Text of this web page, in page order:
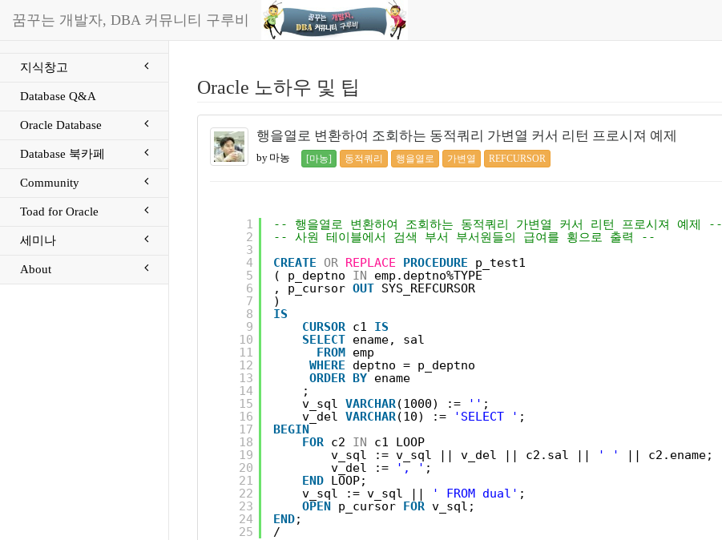
꿈꾸는 개발자, DBA 커뮤니티 구루비
지식창고
Database Q&A
Oracle Database
Database 북카페
Community
Toad for Oracle
세미나
About
Oracle 노하우 및 팁
행을열로 변환하여 조회하는 동적쿼리 가변열 커서 리턴 프로시져 예제
by 마농 [마농] 동적쿼리 행을열로 가변열 REFCURSOR
1
2
3
4
5
6
7
8
9
10
11
12
13
14
15
16
17
18
19
20
21
22
23
24
25
-- 행을열로 변환하여 조회하는 동적쿼리 가변열 커서 리턴 프로시져 예제 --
-- 사원 테이블에서 검색 부서 부서원들의 급여를 횡으로 출력 --
CREATE
OR REPLACE PROCEDURE
p_test1
( p_deptno IN
emp.deptno%TYPE
, p_cursor OUT SYS_REFCURSOR
)
IS
CURSOR c1 IS
SELECT ename, sal
FROM emp
WHERE
deptno = p_deptno
ORDER BY ename
;
v_sql VARCHAR(1000) := '' ;
v_del VARCHAR(10) := 'SELECT ' ;
BEGIN
FOR c2 IN
c1 LOOP
v_sql := v_sql || v_del || c2.sal ||
' '
|| c2.ename;
v_del :=
', ' ;
END LOOP;
v_sql := v_sql ||
' FROM dual' ;
OPEN p_cursor FOR v_sql;
END;
/